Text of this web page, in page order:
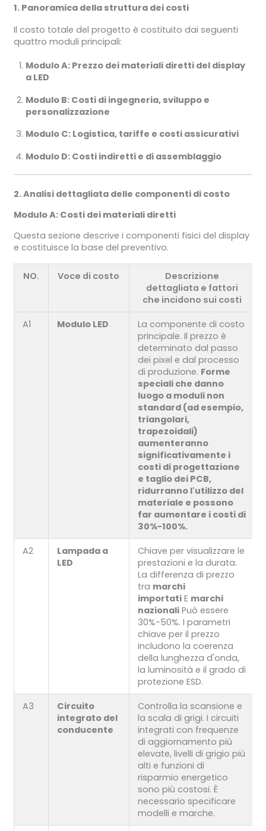
1. Panoramica della struttura dei costi
Il costo totale del progetto è costituito dai seguenti
quattro moduli principali:
Modulo A: Prezzo dei materiali diretti del display
a LED
Modulo B: Costi di ingegneria, sviluppo e
personalizzazione
Modulo C: Logistica, tariffe e costi assicurativi
Modulo D: Costi indiretti e di assemblaggio
2. Analisi dettagliata delle componenti di costo
Modulo A: Costi dei materiali diretti
Questa sezione descrive i componenti fisici del display
e costituisce la base del preventivo.
NO. Voce di costo
Descrizione
dettagliata e fattori
che incidono sui costi
A1 Modulo LED
La componente di costo
principale. Il prezzo è
determinato dal passo
dei pixel e dal processo
di produzione. Forme
speciali che danno
luogo a moduli non
standard (ad esempio,
triangolari,
trapezoidali)
aumenteranno
significativamente i
costi di progettazione
e taglio dei PCB,
ridurranno l'utilizzo del
materiale e possono
far aumentare i costi di
30%-100%.
A2
Lampada a
LED
Chiave per visualizzare le
prestazioni e la durata.
La differenza di prezzo
tra marchi
importati E marchi
nazionali Può essere
30%-50%. I parametri
chiave per il prezzo
includono la coerenza
della lunghezza d'onda,
la luminosità e il grado di
protezione ESD.
A3
Circuito
integrato del
conducente
Controlla la scansione e
la scala di grigi. I circuiti
integrati con frequenze
di aggiornamento più
elevate, livelli di grigio più
alti e funzioni di
risparmio energetico
sono più costosi. È
necessario specificare
modelli e marche.